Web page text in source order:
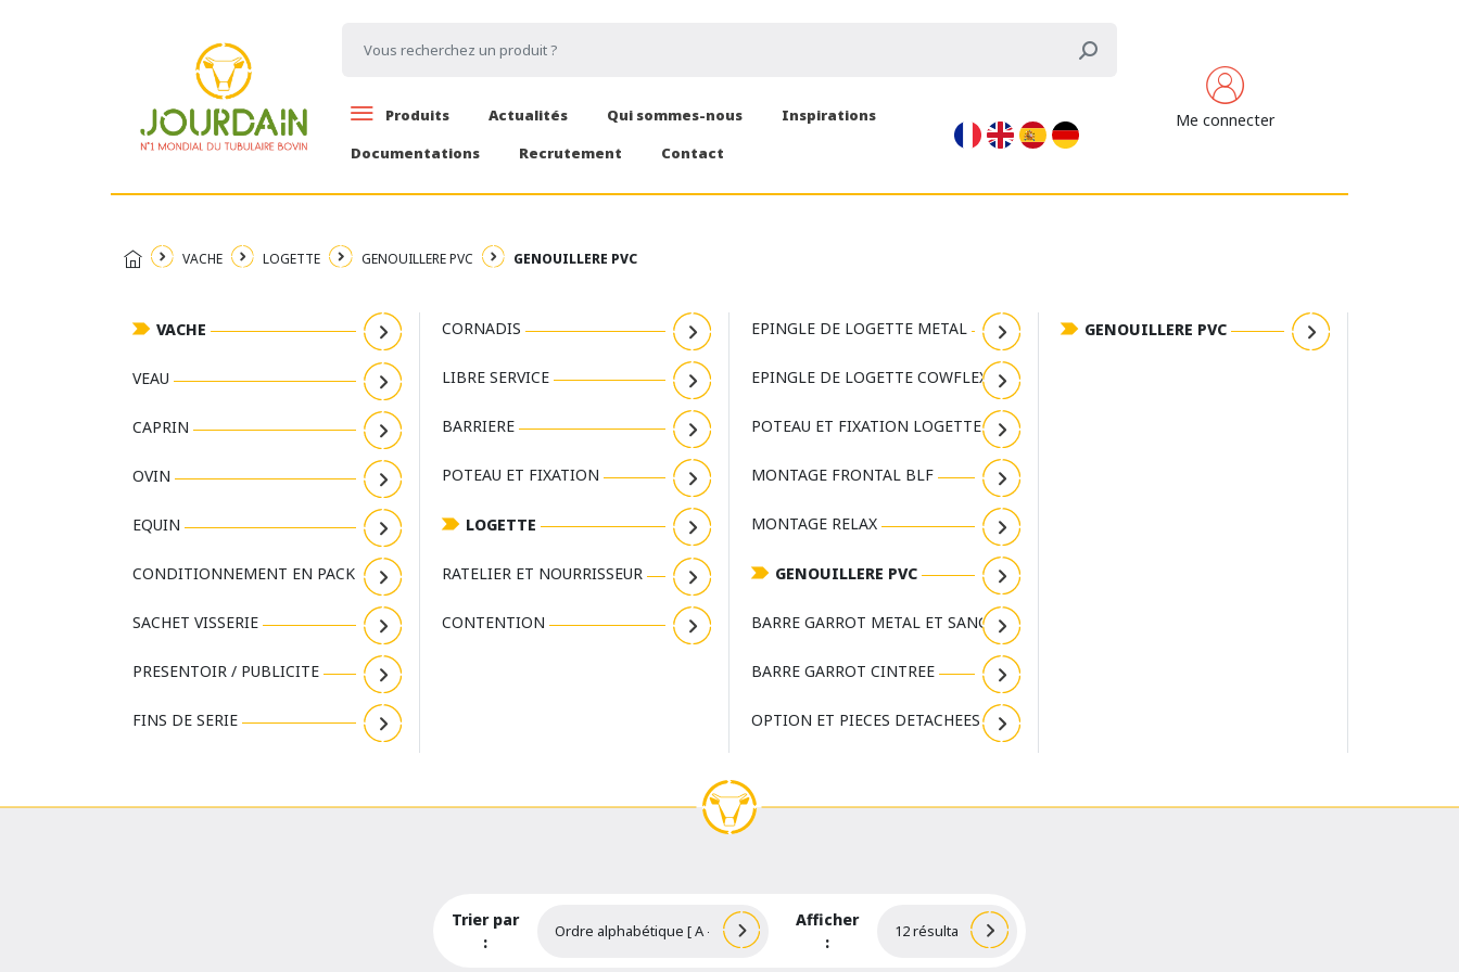
Produits Actualités Qui sommes-nous
Inspirations
Documentations
Recrutement Contact
Me connecter
VACHE LOGETTE GENOUILLERE PVC GENOUILLERE PVC
VACHE
VEAU
CAPRIN
OVIN
EQUIN
CONDITIONNEMENT EN PACK
SACHET VISSERIE
PRESENTOIR / PUBLICITE
FINS DE SERIE
CORNADIS
LIBRE SERVICE
BARRIERE
POTEAU ET FIXATION
LOGETTE
RATELIER ET NOURRISSEUR
CONTENTION
EPINGLE DE LOGETTE METAL
EPINGLE DE LOGETTE COWFLEX IV
POTEAU ET FIXATION LOGETTE
MONTAGE FRONTAL BLF
MONTAGE RELAX
GENOUILLERE PVC
BARRE GARROT METAL ET SANGLE
BARRE GARROT CINTREE
OPTION ET PIECES DETACHEES
GENOUILLERE PVC
Trier par
:
Afficher
: